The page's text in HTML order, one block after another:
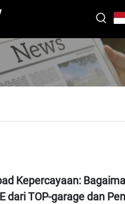
Kepercayaan:
dari TOP-garage dan